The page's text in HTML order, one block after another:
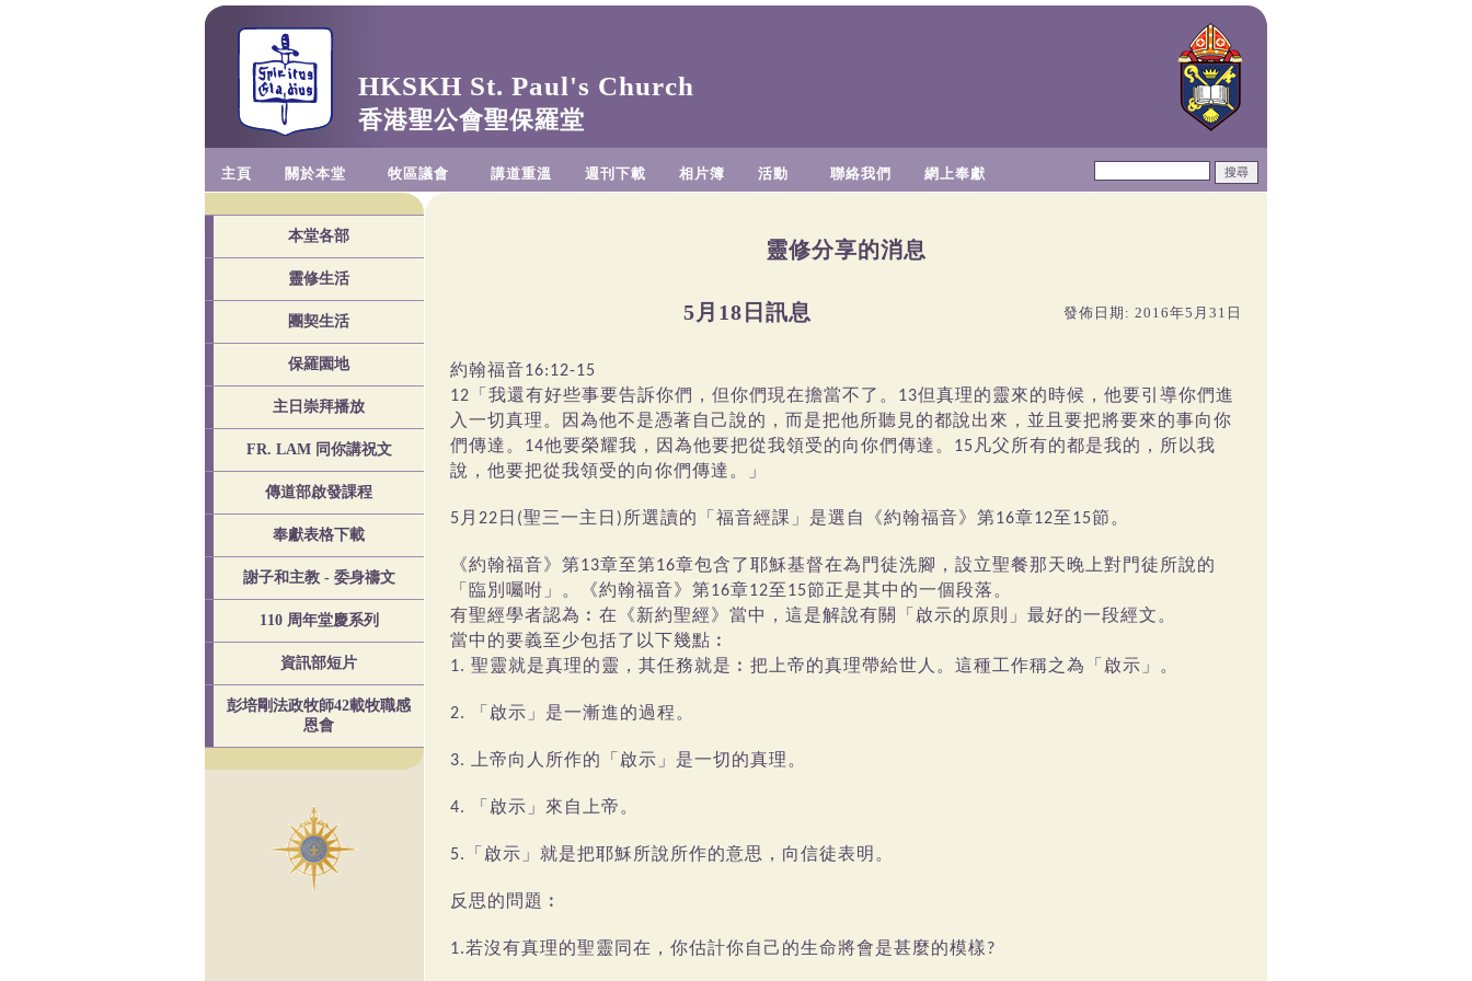
HKSKH St. Paul's Church
香港聖公會聖保羅堂
主頁 關於本堂 牧區議會 講道重溫 週刊下載 相片簿 活動 聯絡我們 網上奉獻
本堂各部
靈修生活
團契生活
保羅園地
主日崇拜播放
FR. LAM 同你講祝文
傳道部啟發課程
奉獻表格下載
謝子和主教 - 委身禱文
110 周年堂慶系列
資訊部短片
彭培剛法政牧師42載牧職感
恩會
靈修分享的消息
5月18日訊息 發佈日期: 2016年5月31日
約翰福音16:12-15
12
「我還有好些事要告訴你們，但你們現在擔當不了。 13但真理的靈來的時候，他要引導你們進
入一切真理。因為他不是憑著自己說的，而是把他所聽見的都說出來，並且要把將要來的事向你
們傳達。
14他要榮耀我，因為他要把從我領受的向你們傳達。 15凡父所有的都是我的，所以我
說，他要把從我領受的向你們傳達。」
5 月 22日 (聖三一主日 )所選讀的「福音經課」是選自《約翰福音》第16章12至15節。
《約翰福音》第13章至第16章包含了耶穌基督在為門徒洗腳，設立聖餐那天晚上對門徒所說的
「臨別囑咐」。《約翰福音》第16章12至15節正是其中的一個段落。
有聖經學者認為︰在《新約聖經》當中，這是解說有關「啟示的原則」最好的一段經文。
當中的要義至少包括了以下幾點︰
1. 聖靈就是真理的靈，其任務就是︰把上帝的真理帶給世人。這種工作稱之為「啟示」。
2. 「啟示」是一漸進的過程。
3. 上帝向人所作的「啟示」是一切的真理。
4. 「啟示」來自上帝。
5.
「啟示」就是把耶穌所說所作的意思，向信徒表明。
反思的問題︰
1.若沒有真理的聖靈同在，你估計你自己的生命將會是甚麼的模樣?